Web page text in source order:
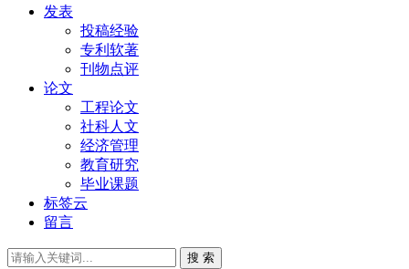
发表
投稿经验
专利软著
刊物点评
论文
工程论文
社科人文
经济管理
教育研究
毕业课题
标签云
留言
搜 索